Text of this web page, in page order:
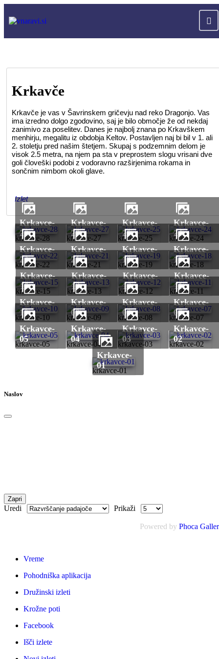
Krkavče
Krkavče je vas v Šavrinskem gričevju nad reko Dragonjo. Vas
ima izredno dolgo zgodovino, saj je bilo območje že od nekdaj
zanimivo za poselitev. Danes je najbolj znana po Krkavškem
menhirju, megalitu iz obdobja Keltov. Postavljen naj bi bil v 1. ali
2. stoletju pred našim štetjem. Skupaj s podzemnim delom je
visok 2.5 metra, na njem pa sta v preprostem slogu vrisani dve
goli človeški podobi z vodoravno razširjenima rokama in
sončnim nimbom okoli glave.
Izlet
krkavce-28
krkavce-
28
krkavce-27
krkavce-
27
krkavce-25
krkavce-
25
krkavce-24
krkavce-
24
krkavce-22
krkavce-
22
krkavce-21
krkavce-
21
krkavce-19
krkavce-
19
krkavce-18
krkavce-
18
krkavce-15
krkavce-
15
krkavce-13
krkavce-
13
krkavce-12
krkavce-
12
krkavce-11
krkavce-
11
krkavce-10
krkavce-
10
krkavce-09
krkavce-
09
krkavce-08
krkavce-
08
krkavce-07
krkavce-
07
krkavce-05
krkavce-
05
krkavce-04
krkavce-
04
krkavce-03
krkavce-
03
krkavce-02
krkavce-
02
krkavce-01
krkavce-
01
Naslov
Zapri
Uredi Prikaži
Powered by Phoca
Vreme
Pohodniška aplikacija
Družinski izleti
Krožne poti
Facebook
Išči izlete